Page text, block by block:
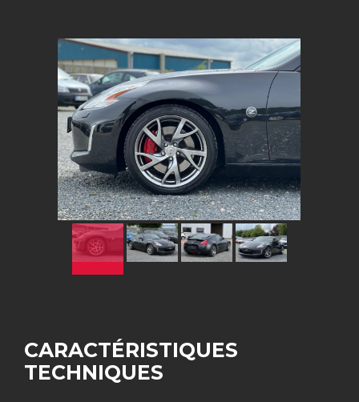
CARACTÉRISTIQUES
TECHNIQUES